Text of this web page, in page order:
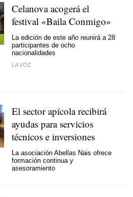
Celanova acogerá el
festival «Baila Conmigo»
La edición de este año reunirá a 28
participantes de ocho
nacionalidades
LA VOZ
El sector apícola recibirá
ayudas para servicios
técnicos e inversiones
La asociación Abellas Nais ofrece
formación continua y
asesoramiento